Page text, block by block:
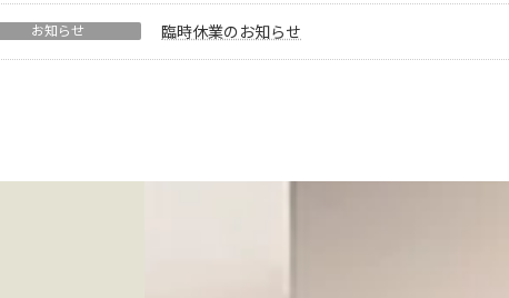
お知らせ 臨時休業のお知らせ